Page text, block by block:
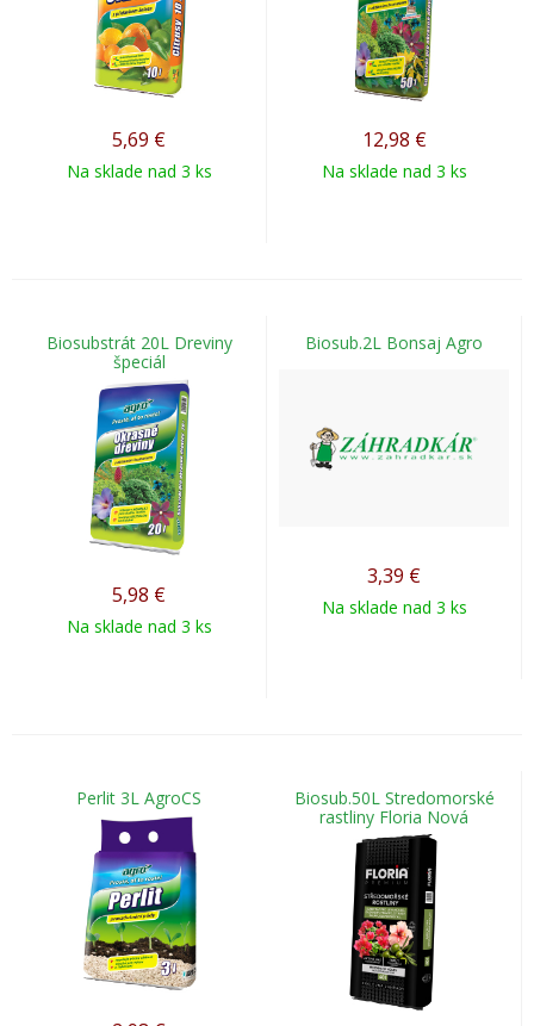
5,69 €
Na sklade nad 3 ks
12,98 €
Na sklade nad 3 ks
Biosubstrát 20L Dreviny
špeciál
5,98 €
Na sklade nad 3 ks
Biosub.2L Bonsaj Agro
3,39 €
Na sklade nad 3 ks
Perlit 3L AgroCS
Biosub.50L Stredomorské
rastliny Floria Nová